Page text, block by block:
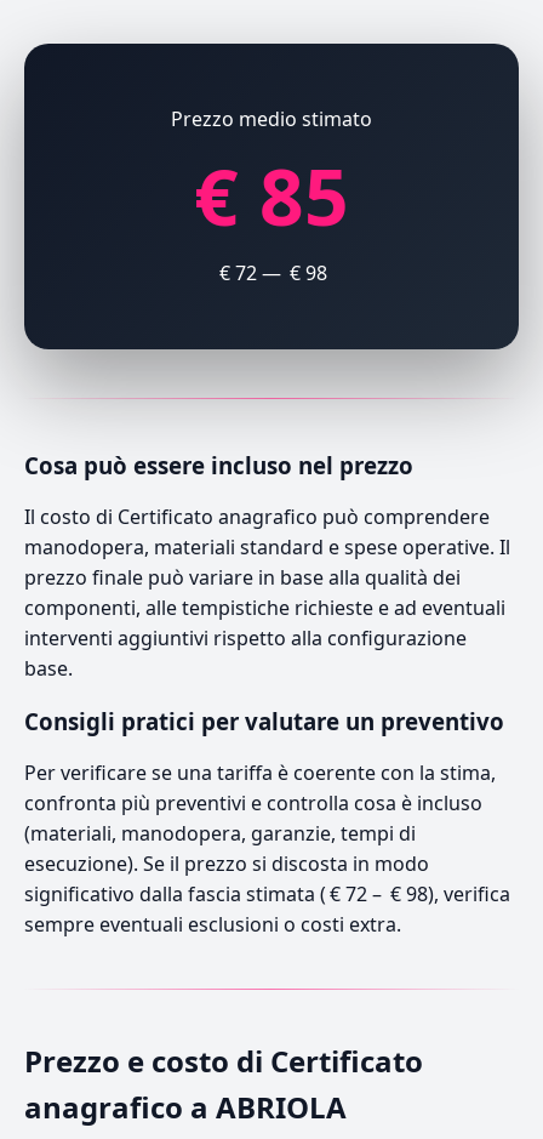
Prezzo medio stimato
€ 85
€ 72 — € 98
Cosa può essere incluso nel prezzo
Il costo di Certificato anagrafico può comprendere
manodopera, materiali standard e spese operative. Il
prezzo finale può variare in base alla qualità dei
componenti, alle tempistiche richieste e ad eventuali
interventi aggiuntivi rispetto alla configurazione
base.
Consigli pratici per valutare un preventivo
Per verificare se una tariffa è coerente con la stima,
confronta più preventivi e controlla cosa è incluso
(materiali, manodopera, garanzie, tempi di
esecuzione). Se il prezzo si discosta in modo
significativo dalla fascia stimata ( € 72 – € 98), verifica
sempre eventuali esclusioni o costi extra.
Prezzo e costo di Certificato
anagrafico a ABRIOLA